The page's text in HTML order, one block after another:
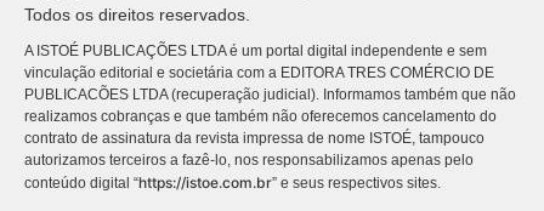
Todos os direitos reservados.
A ISTOÉ PUBLICAÇÕES LTDA é um portal digital independente e sem
vinculação editorial e societária com a EDITORA TRES COMÉRCIO DE
PUBLICACÕES LTDA (recuperação judicial). Informamos também que não
realizamos cobranças e que também não oferecemos cancelamento do
contrato de assinatura da revista impressa de nome ISTOÉ, tampouco
autorizamos terceiros a fazê-lo, nos responsabilizamos apenas pelo
conteúdo digital “https://istoe.com.br” e seus respectivos sites.